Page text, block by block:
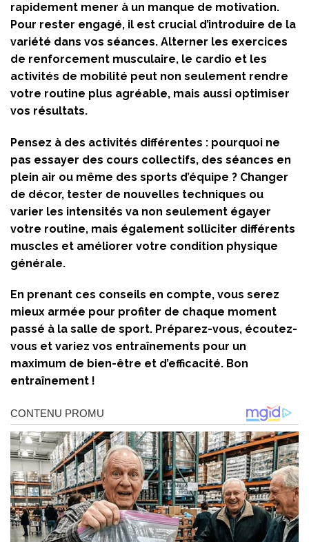
rapidement mener à un manque de motivation.
Pour rester engagé, il est crucial d’introduire de la
variété dans vos séances. Alterner les exercices
de renforcement musculaire, le cardio et les
activités de mobilité peut non seulement rendre
votre routine plus agréable, mais aussi optimiser
vos résultats.
Pensez à des activités différentes : pourquoi ne
pas essayer des cours collectifs, des séances en
plein air ou même des sports d’équipe ? Changer
de décor, tester de nouvelles techniques ou
varier les intensités va non seulement égayer
votre routine, mais également solliciter différents
muscles et améliorer votre condition physique
générale.
En prenant ces conseils en compte, vous serez
mieux armée pour profiter de chaque moment
passé à la salle de sport. Préparez-vous, écoutez-
vous et variez vos entraînements pour un
maximum de bien-être et d’efficacité. Bon
entraînement !